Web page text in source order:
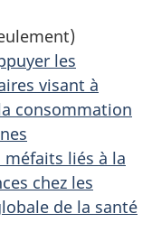
les
visant à
consommation
liés à la
chez les
de la santé